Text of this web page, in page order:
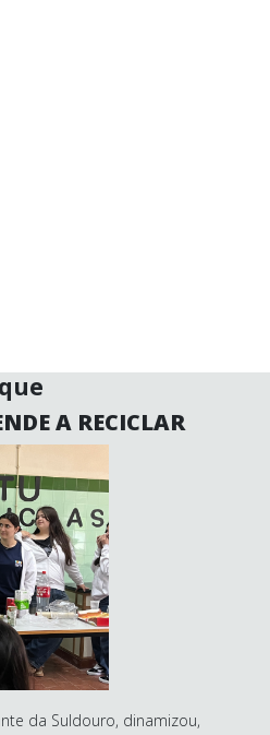
A RECICLAR
da Suldouro, dinamizou,